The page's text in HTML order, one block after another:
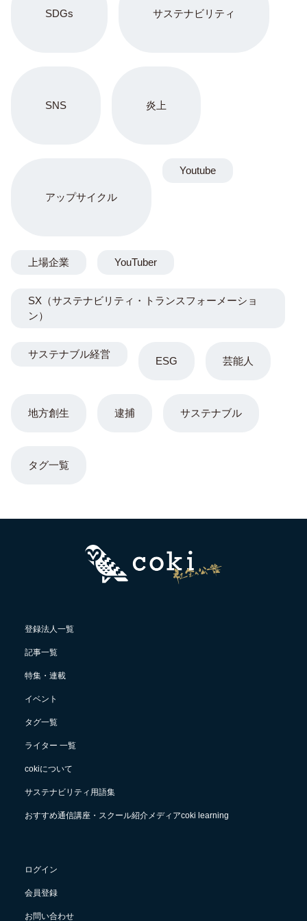
SDGs サステナビリティ
SNS 炎上
アップサイクル
ESG 芸能人
地方創生 逮捕 サステナブル
Youtube
上場企業 YouTuber
SX（サステナビリティ・トランスフォーメーショ
ン）
サステナブル経営
タグ一覧
登録法人一覧
記事一覧
特集・連載
イベント
タグ一覧
ライター 一覧
cokiについて
サステナビリティ用語集
おすすめ通信講座・スクール紹介メディアcoki learning
ログイン
会員登録
お問い合わせ